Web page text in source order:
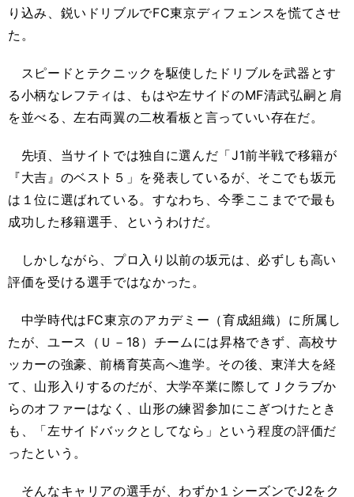
り込み、鋭いドリブルでFC東京ディフェンスを慌てさせ
た。
スピードとテクニックを駆使したドリブルを武器とす
る小柄なレフティは、もはや左サイドのMF清武弘嗣と肩
を並べる、左右両翼の二枚看板と言っていい存在だ。
先頃、当サイトでは独自に選んだ「J1前半戦で移籍が
『大吉』のベスト５」を発表しているが、そこでも坂元
は１位に選ばれている。すなわち、今季ここまでで最も
成功した移籍選手、というわけだ。
しかしながら、プロ入り以前の坂元は、必ずしも高い
評価を受ける選手ではなかった。
中学時代はFC東京のアカデミー（育成組織）に所属し
たが、ユース（Ｕ－18）チームには昇格できず、高校サ
ッカーの強豪、前橋育英高へ進学。その後、東洋大を経
て、山形入りするのだが、大学卒業に際してＪクラブか
らのオファーはなく、山形の練習参加にこぎつけたとき
も、「左サイドバックとしてなら」という程度の評価だ
ったという。
そんなキャリアの選手が、わずか１シーズンでJ2をク